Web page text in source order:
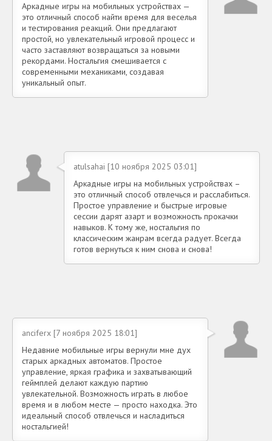
Аркадные игры на мобильных устройствах —
это отличный способ найти время для веселья
и тестирования реакций. Они предлагают
простой, но увлекательный игровой процесс и
часто заставляют возвращаться за новыми
рекордами. Ностальгия смешивается с
современными механиками, создавая
уникальный опыт.
atulsahai [10 ноября 2025 03:01]
Аркадные игры на мобильных устройствах –
это отличный способ отвлечься и расслабиться.
Простое управление и быстрые игровые
сессии дарят азарт и возможность прокачки
навыков. К тому же, ностальгия по
классическим жанрам всегда радует. Всегда
готов вернуться к ним снова и снова!
anciferx [7 ноября 2025 18:01]
Недавние мобильные игры вернули мне дух
старых аркадных автоматов. Простое
управление, яркая графика и захватывающий
геймплей делают каждую партию
увлекательной. Возможность играть в любое
время и в любом месте — просто находка. Это
идеальный способ отвлечься и насладиться
ностальгией!